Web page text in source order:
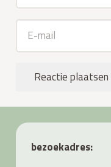
Reactie plaatsen
bezoekadres: